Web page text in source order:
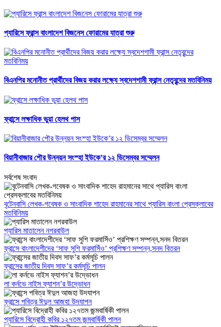
প্যারিসে ফ্রান্স বাংলাদেশ বিজনেস ফোরামের যাত্রা শুরু
বিএনপির মনোনীত প্রার্থীদের বিজয় করার লক্ষ্যে স্বদেশগামী ফ্রান্স নেতৃবৃন্দের মতবিনিময়
ফ্রান্সে লক্ষাধিক ভুয়া হেলথ পাস
বিয়ানীবাজার পৌর উন্নয়ন সংস্হা ইউকে’র ১২ ডিসেম্বর সম্মেলন
সর্বশেষ সংবাদ
বৃটেনবাসি লেখক-গবেষক ও সাংবাদিক শাহেদ রাহমানের সাথে প্যারিস বাংলা প্রেসক্লাবের
মতবিনিময়
প্যারিস মাতালেন নগরবাউল
ফ্রান্সে বাংলাদেশীদের ‘সাফ সুশি ফরমাসিঁও’ প্রশিক্ষণ সম্পন্ন,সনদ বিতরন
ফ্রান্সের জাতীয় দিবস সাফ’র কর্মসূচি পালন
লা কর্নভে নাইস ফ্যাশন’র উদ্ভোধন
ফ্রান্সে পবিত্র ঈদুল আজহা উদযাপন
প্যারিসে বিদ্রোহী কবির ১২৭তম জন্মবার্ষিকী পালন